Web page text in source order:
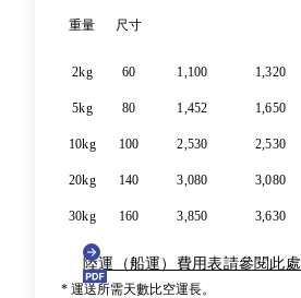
重量 尺寸
2kg 60 1,100 1,320
5kg 80 1,452 1,650
10kg 100 2,530 2,530
20kg 140 3,080 3,080
30kg 160 3,850 3,630
陸運（船運）費用表請參閱此處
* 運送所需天數比空運長。